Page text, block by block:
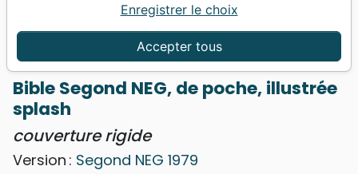
NEG
Bible Segond NEG, de poche, illustrée splash -
Bible Segond NEG, de poche, illustrée
splash
couverture rigide
Version : Segond NEG 1979
Accepter tous
Enregistrer le choix